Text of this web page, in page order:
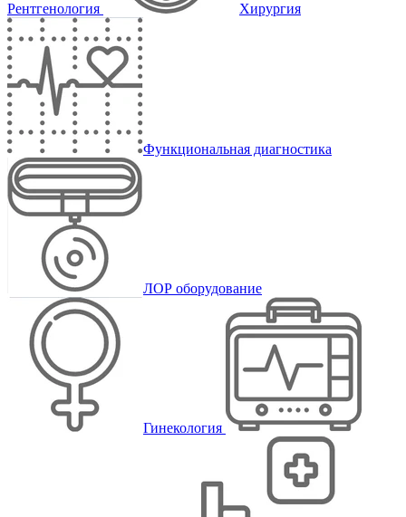
Рентгенология Хирургия
Функциональная диагностика
ЛОР оборудование
Гинекология